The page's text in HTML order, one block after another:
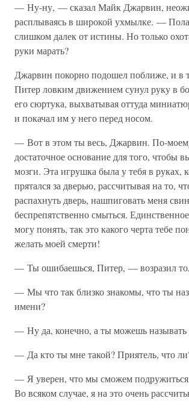
— Ну-ну, — сказал Майк Джарвин,
расплываясь в широкой ухмылке. —
слишком далек от истины. Но только
руки марать?
Джарвин покорно подошел поближе, и в
Питер ловким движением сунул руку в
его сюртука, выхватывая оттуда
и покачал им у него перед носом.
— Вот в этом ты весь, Джарвин. По-
достаточное основание для того, чтобы
мозги. Эта игрушка была у тебя в руках,
прятался за дверью, рассчитывая на то,
распахнуть дверь, нашпиговать меня
беспрепятственно смыться.
могу понять, так это какого черта тебе
желать моей смерти!
— Ты ошибаешься, Питер, — возразил
— Мы что так близко знакомы, что ты
имени?
— Ну да, конечно, а ты можешь
— Да кто ты мне такой? Приятель, что
— Я уверен, что мы сможем подружиться
Во всяком случае, я на это очень